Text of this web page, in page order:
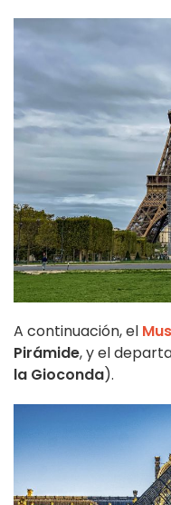
A continuación, el
Pirámide, y el
la Gioconda).